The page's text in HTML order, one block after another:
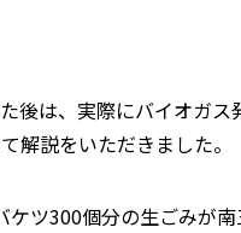
後は、実際にバイオガ
解説をいただきました。
ツ300個分の生ごみが